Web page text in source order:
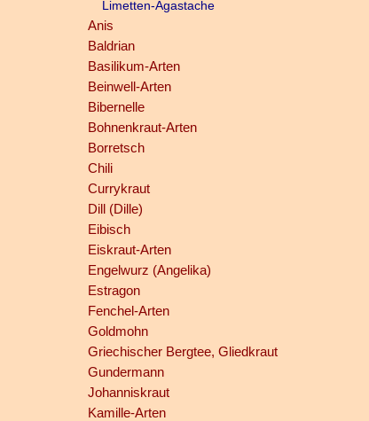
Limetten-Agastache
Anis
Baldrian
Basilikum-Arten
Beinwell-Arten
Bibernelle
Bohnenkraut-Arten
Borretsch
Chili
Currykraut
Dill (Dille)
Eibisch
Eiskraut-Arten
Engelwurz (Angelika)
Estragon
Fenchel-Arten
Goldmohn
Griechischer Bergtee, Gliedkraut
Gundermann
Johanniskraut
Kamille-Arten